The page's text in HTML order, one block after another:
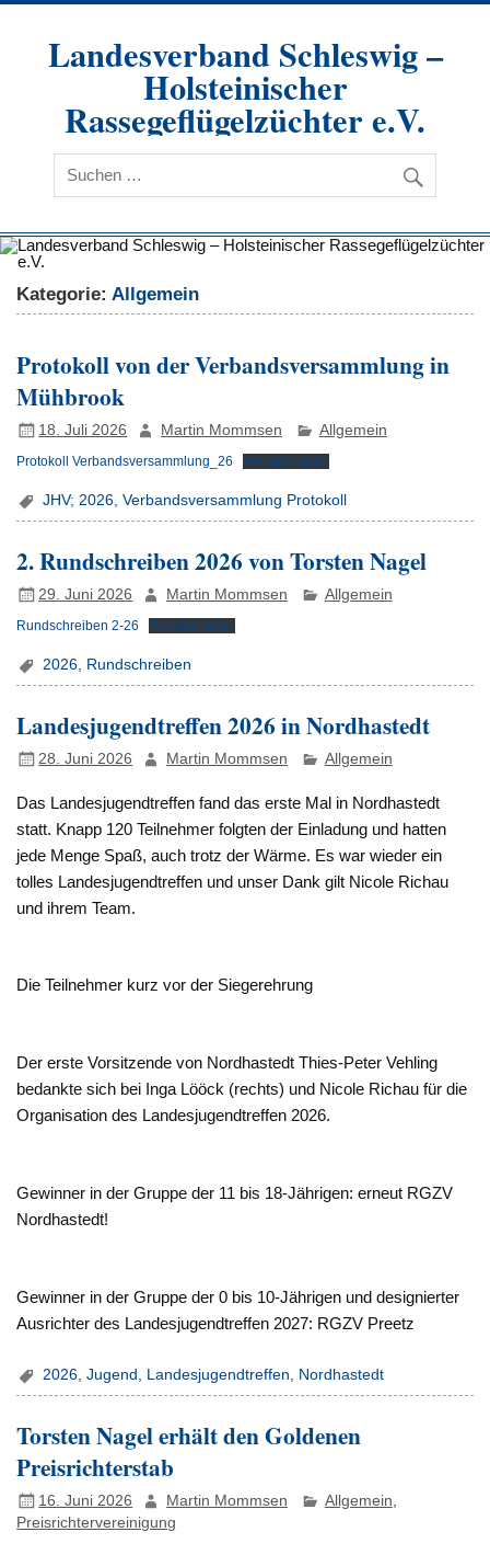
Zum
springenLandesverband Schleswig –
Holsteinischer
Rassegeflügelzüchter e.V.
Kategorie:Allgemein
Protokoll von der Verbandsversammlung in
Mühbrook
18. Juli 2026 Martin Mommsen Allgemein
Protokoll Verbandsversammlung_26 Herunterladen
JHV; 2026 ,Verbandsversammlung Protokoll
2. Rundschreiben 2026 von Torsten Nagel
29. Juni 2026 Martin Mommsen Allgemein
Rundschreiben 2-26 Herunterladen
2026 Rundschreiben
Landesjugendtreffen 2026 in Nordhastedt
28. Juni 2026 Martin Mommsen Allgemein
Das Landesjugendtreffen fand das erste Mal in Nordhastedt
statt. Knapp 120 Teilnehmer folgten der Einladung und hatten
jede Menge Spaß, auch trotz der Wärme. Es war wieder ein
tolles Landesjugendtreffen und unser Dank gilt Nicole Richau
und ihrem Team.
Die Teilnehmer kurz vor der Siegerehrung
Der erste Vorsitzende von Nordhastedt Thies-Peter Vehling
bedankte sich bei Inga Lööck (rechts) und Nicole Richau für die
Organisation des Landesjugendtreffen 2026.
Gewinner in der Gruppe der 11 bis 18-Jährigen: erneut RGZV
Nordhastedt!
Gewinner in der Gruppe der 0 bis 10-Jährigen und designierter
Ausrichter des Landesjugendtreffen 2027: RGZV Preetz
2026 ,Jugend Landesjugendtreffen Nordhastedt
Torsten Nagel erhält den Goldenen
Preisrichterstab
16. Juni 2026 Martin Mommsen Allgemein
Preisrichtervereinigung